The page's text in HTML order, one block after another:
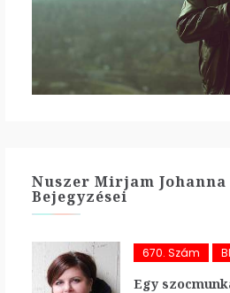
Nuszer Mirjam
Bejegyzései
670. Szám
Egy